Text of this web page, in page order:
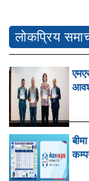
लोकप्रिय